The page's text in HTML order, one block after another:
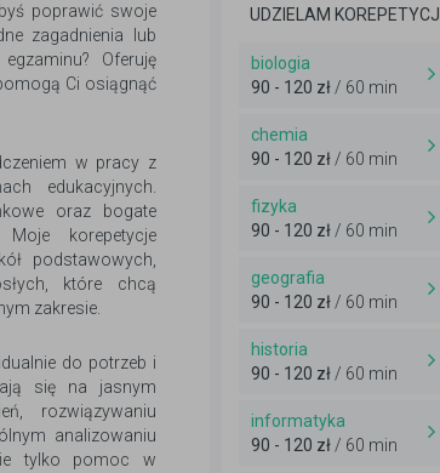
poprawić swoje
zagadnienia lub
Oferuję
Ci osiągnąć
w pracy z
edukacyjnych.
oraz bogate
korepetycje
podstawowych,
które chcą
zakresie.
do potrzeb i
się na jasnym
rozwiązywaniu
analizowaniu
tylko pomoc w
UDZIELAM KOREPETYCJI
biologia
90 - 120 zł / 60 min
chemia
90 - 120 zł / 60 min
fizyka
90 - 120 zł / 60 min
geografia
90 - 120 zł / 60 min
historia
90 - 120 zł / 60 min
informatyka
90 - 120 zł / 60 min